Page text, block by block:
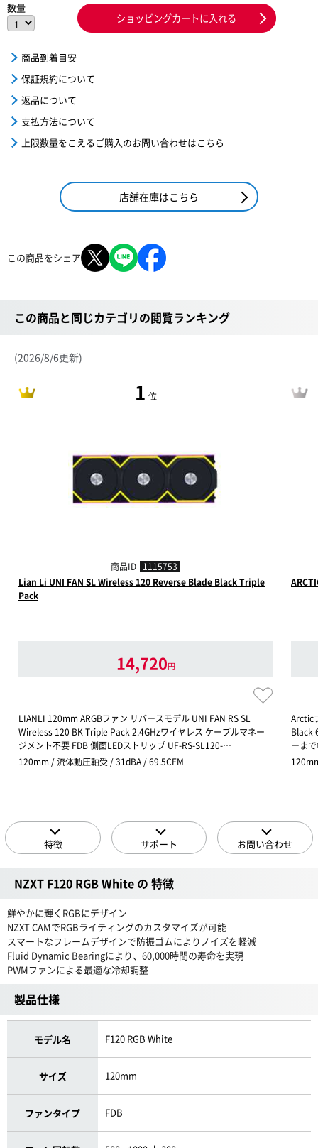
数量
ショッピングカートに入れる
商品到着目安
保証規約について
返品について
支払方法について
上限数量をこえるご購入のお問い合わせはこちら
店舗在庫はこちら
この商品をシェア
この商品と同じカテゴリの閲覧ランキング
(2026/8/6更新)
1 位
商品ID 1115753
Lian Li UNI FAN SL Wireless 120 Reverse Blade Black Triple
Pack
14,720円
LIANLI 120mm ARGBファン リバースモデル UNI FAN RS SL
Wireless 120 BK Triple Pack 2.4GHzワイヤレス ケーブルマネー
ジメント不要 FDB 側面LEDストリップ UF-RS-SL120-…
120mm / 流体動圧軸受 / 31dBA / 69.5CFM
Arctic
Black
ーま
特徴 サポート お問い合わせ
NZXT F120 RGB White の 特徴
鮮やかに輝くRGBにデザイン
NZXT CAMでRGBライティングのカスタマイズが可能
スマートなフレームデザインで防振ゴムによりノイズを軽減
Fluid Dynamic Bearingにより、60,000時間の寿命を実現
PWMファンによる最適な冷却調整
製品仕様
モデル名 F120 RGB White
サイズ 120mm
ファンタイプ FDB